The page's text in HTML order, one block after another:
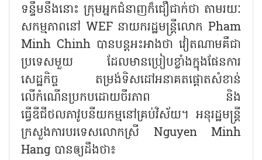
ទន្ទឹមនឹងនោះ ក្រុមអ្នកជំនាញក៏ជឿជាក់ថា តាមរយៈ
សកម្មភាពនៅ WEF នាយករដ្ឋមន្ត្រីលោកPham
Minh Chinh បានបន្តអះអាងថា វៀតណាមគឺជា
ប្រទេសមួយ ដែលមានប្រៀបខ្លាំងក្នុងផែនការ
សេដ្ឋកិច្ច តម្រង់ទិសដៅអនាគតផ្តោតសំខាន់
លើកំណើនប្រកបដោយចីរភាព និង
ធ្វើឌីជីថលភាវូបនីយកម្មនៅគ្រប់វិស័យ។ អនុរដ្ឋមន្ត្រី
ក្រសួងការបរទេសលោកស្រី Nguyen Minh
Hang បានឲ្យដឹងថា៖